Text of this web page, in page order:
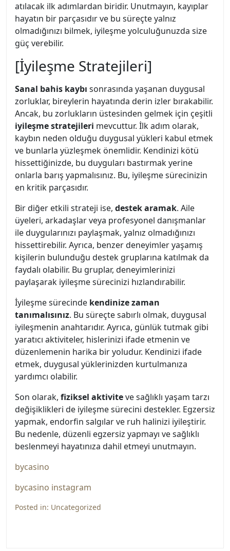
atılacak ilk adımlardan biridir. Unutmayın, kayıplar
hayatın bir parçasıdır ve bu süreçte yalnız
olmadığınızı bilmek, iyileşme yolculuğunuzda size
güç verebilir.
[İyileşme Stratejileri]
Sanal bahis kaybı sonrasında yaşanan duygusal
zorluklar, bireylerin hayatında derin izler bırakabilir.
Ancak, bu zorlukların üstesinden gelmek için çeşitli
iyileşme stratejileri mevcuttur. İlk adım olarak,
kaybın neden olduğu duygusal yükleri kabul etmek
ve bunlarla yüzleşmek önemlidir. Kendinizi kötü
hissettiğinizde, bu duyguları bastırmak yerine
onlarla barış yapmalısınız. Bu, iyileşme sürecinizin
en kritik parçasıdır.
Bir diğer etkili strateji ise, destek aramak. Aile
üyeleri, arkadaşlar veya profesyonel danışmanlar
ile duygularınızı paylaşmak, yalnız olmadığınızı
hissettirebilir. Ayrıca, benzer deneyimler yaşamış
kişilerin bulunduğu destek gruplarına katılmak da
faydalı olabilir. Bu gruplar, deneyimlerinizi
paylaşarak iyileşme sürecinizi hızlandırabilir.
İyileşme sürecinde kendinize zaman
tanımalısınız. Bu süreçte sabırlı olmak, duygusal
iyileşmenin anahtarıdır. Ayrıca, günlük tutmak gibi
yaratıcı aktiviteler, hislerinizi ifade etmenin ve
düzenlemenin harika bir yoludur. Kendinizi ifade
etmek, duygusal yüklerinizden kurtulmanıza
yardımcı olabilir.
Son olarak, fiziksel aktiviteve sağlıklı yaşam tarzı
değişiklikleri de iyileşme sürecini destekler. Egzersiz
yapmak, endorfin salgılar ve ruh halinizi iyileştirir.
Bu nedenle, düzenli egzersiz yapmayı ve sağlıklı
beslenmeyi hayatınıza dahil etmeyi unutmayın.
bycasino
bycasino instagram
Posted in: Uncategorized